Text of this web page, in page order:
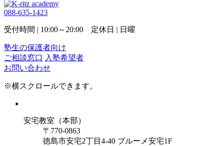
088-635-1423
受付時間 | 10:00～20:00 定休日 | 日曜
塾生の保護者向け
ご相談窓口 入塾希望者
お問い合わせ
※横スクロールできます。
安宅教室（本部）
〒770-0863
徳島市安宅2丁目4-40 ブルーメ安宅1F